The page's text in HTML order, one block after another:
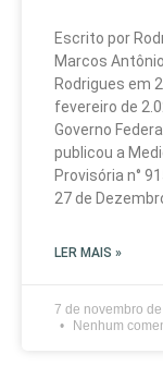
Escrito por
Marcos Antônio
Rodrigues em
fevereiro de
Governo
publicou a
Provisória n°
27 de
LER MAIS »
7 de novembro
Nenhum